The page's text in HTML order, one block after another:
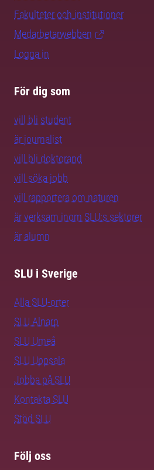
Fakulteter och institutioner
Medarbetarwebben
Logga in
För dig som
vill bli student
är journalist
vill bli doktorand
vill söka jobb
vill rapportera om naturen
är verksam inom SLU:s sektorer
är alumn
SLU i Sverige
Alla SLU-orter
SLU Alnarp
SLU Umeå
SLU Uppsala
Jobba på SLU
Kontakta SLU
Stöd SLU
Följ oss